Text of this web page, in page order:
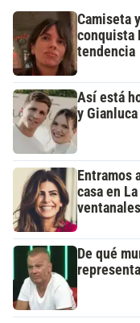
Camiseta
conquista
tendencia
Así está
y
Entramos
casa en
De qué